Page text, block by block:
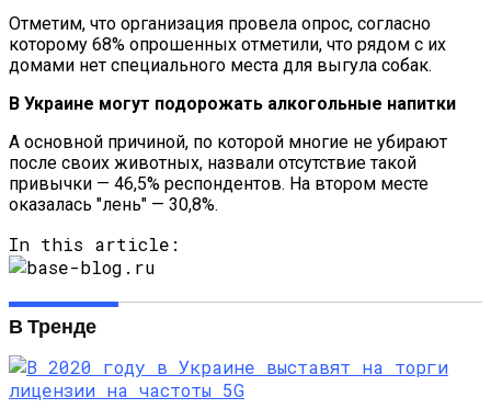
Отметим, что организация провела опрос, согласно
которому 68% опрошенных отметили, что рядом с их
домами нет специального места для выгула собак.
В Украине могут подорожать алкогольные напитки
А основной причиной, по которой многие не убирают
после своих животных, назвали отсутствие такой
привычки — 46,5% респондентов. На втором месте
оказалась ″лень″ — 30,8%.
In this article:
В Тренде